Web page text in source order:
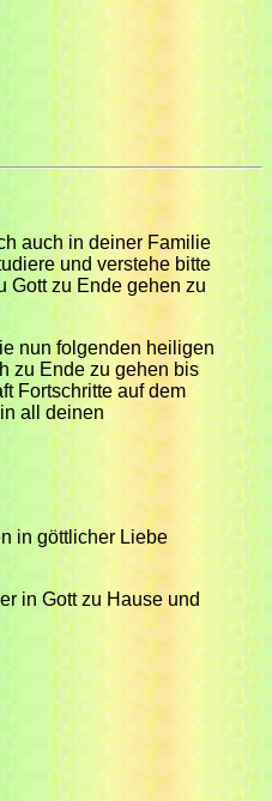
auch in deiner Familie
und verstehe bitte
Gott zu Ende gehen zu
nun folgenden heiligen
zu Ende zu gehen bis
Fortschritte auf dem
all deinen
in göttlicher Liebe
in Gott zu Hause und